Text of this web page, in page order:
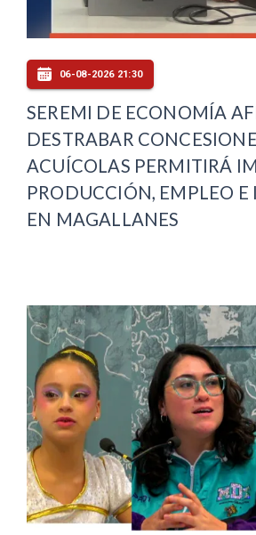
06-08-2026 21:30
SEREMI DE ECONOMÍA
DESTRABAR
ACUÍCOLAS PERMITIRÁ
PRODUCCIÓN, EMPLEO E
EN MAGALLANES